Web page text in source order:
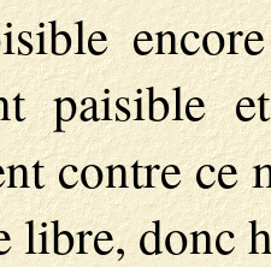
paisible
contre ce
libre, donc